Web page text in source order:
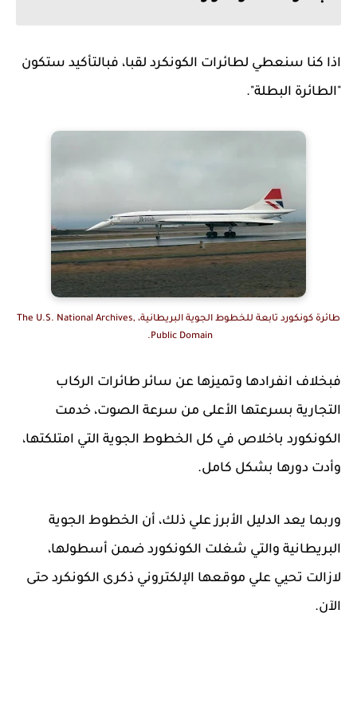
اذا كنا سنعطي لطائرات الكونكرد لقبا، فبالتأكيد ستكون
"الطائرة البطلة".
طائرة كونكورد تابعة للخطوط الجوية البريطانية، The U.S. National Archives,
Public Domain.
فبخلاف انفرادها وتميزها عن سائر طائرات الركاب
التجارية بسرعتها الأعلى من سرعة الصوت، خدمت
الكونكورد باخلاص في كل الخطوط الجوية التي امتلكتها،
وأدت دورها بشكل كامل.
وربما يعد الدليل الأبرز علي ذلك، أن الخطوط الجوية
البريطانية والتي شغلت الكونكورد ضمن أسطولها،
لازالت تحيي علي موقعها الإلكتروني ذكرى الكونكرد حتى
الآن.